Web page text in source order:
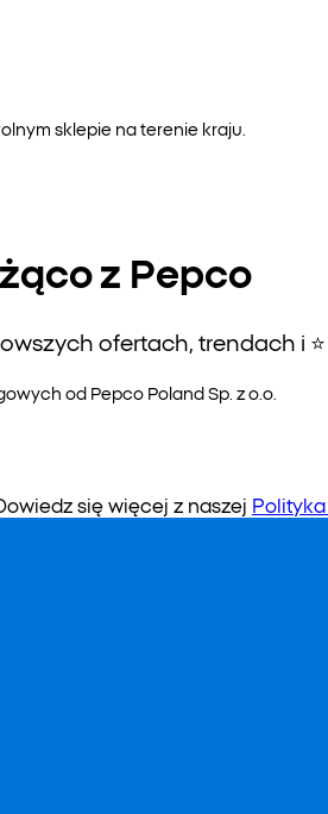
sklepie na terenie kraju.
z Pepco
ofertach, trendach i
od Pepco Poland Sp. z o.o.
się więcej z naszej